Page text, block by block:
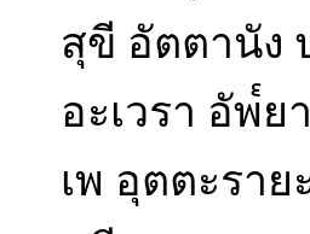
สุขี อัตตานัง
อะเวรา อัพ๎
เพ อุตตะรา